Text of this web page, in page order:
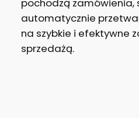
automatycznie
na szybkie i efektywne
sprzedażą.